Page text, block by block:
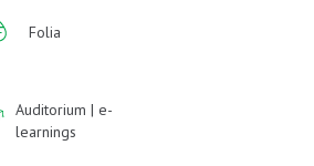
Folia
Auditorium | e-
learnings